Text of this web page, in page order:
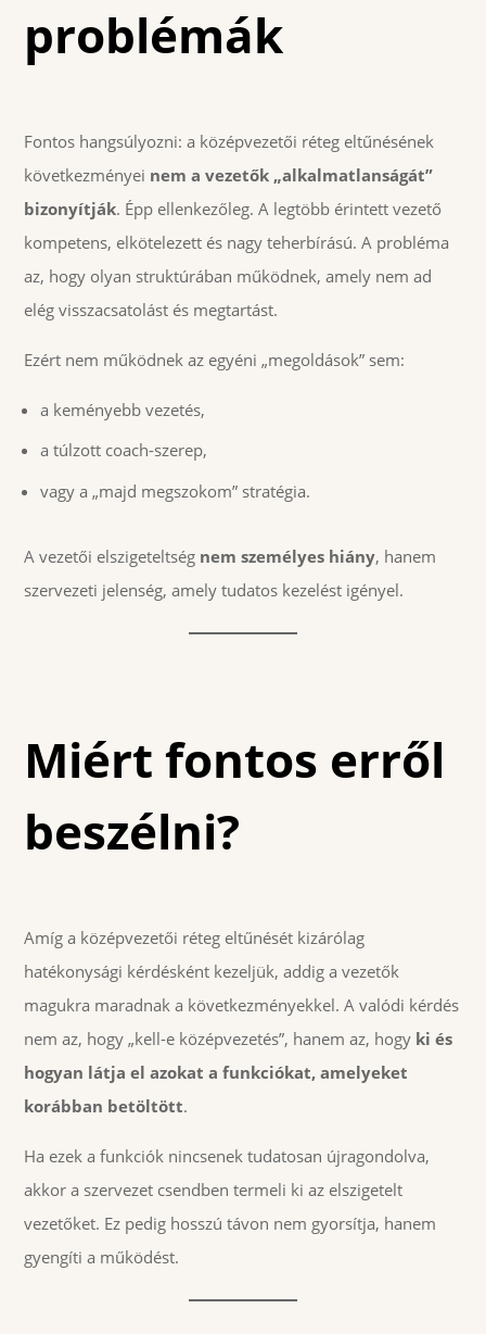
problémák
Fontos hangsúlyozni: a középvezetői réteg eltűnésének
következményei nem a vezetők „alkalmatlanságát”
bizonyítják. Épp ellenkezőleg. A legtöbb érintett vezető
kompetens, elkötelezett és nagy teherbírású. A probléma
az, hogy olyan struktúrában működnek, amely nem ad
elég visszacsatolást és megtartást.
Ezért nem működnek az egyéni „megoldások” sem:
a keményebb vezetés,
a túlzott coach-szerep,
vagy a „majd megszokom” stratégia.
A vezetői elszigeteltség nem személyes hiány, hanem
szervezeti jelenség, amely tudatos kezelést igényel.
Miért fontos erről
beszélni?
Amíg a középvezetői réteg eltűnését kizárólag
hatékonysági kérdésként kezeljük, addig a vezetők
magukra maradnak a következményekkel. A valódi kérdés
nem az, hogy „kell-e középvezetés”, hanem az, hogy ki és
hogyan látja el azokat a funkciókat, amelyeket
korábban betöltött.
Ha ezek a funkciók nincsenek tudatosan újragondolva,
akkor a szervezet csendben termeli ki az elszigetelt
vezetőket. Ez pedig hosszú távon nem gyorsítja, hanem
gyengíti a működést.